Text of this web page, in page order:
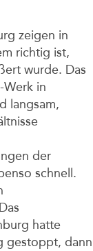
zeigen in
richtig ist,
wurde. Das
Werk in
langsam,
der
schnell.
hatte
gestoppt, dann